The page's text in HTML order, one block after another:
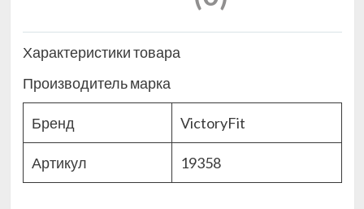
Характеристики товара
Производитель марка
Бренд VictoryFit
Артикул 19358